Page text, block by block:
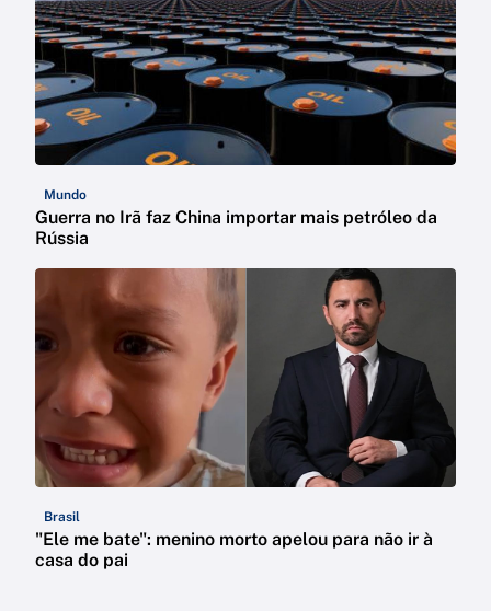
Mundo
Guerra no Irã faz China importar mais petróleo da
Rússia
Brasil
"Ele me bate": menino morto apelou para não ir à
casa do pai